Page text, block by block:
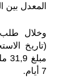
المعدل بين البنوك 3 في
7 أيام.